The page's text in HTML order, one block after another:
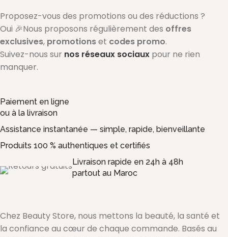
Proposez-vous des promotions ou des réductions ?
Oui 🎉Nous proposons régulièrement des offres
exclusives, promotionset codes promo.
Suivez-nous sur nos réseaux sociaux pour ne rien
manquer.
Paiement en ligne
ou à la livraison
Assistance instantanée — simple, rapide, bienveillante
Produits 100 % authentiques et certifiés
Livraison rapide en 24h à 48h
partout au Maroc
Chez Beauty Store, nous mettons la beauté, la santé et
la confiance au cœur de chaque commande. Basés au